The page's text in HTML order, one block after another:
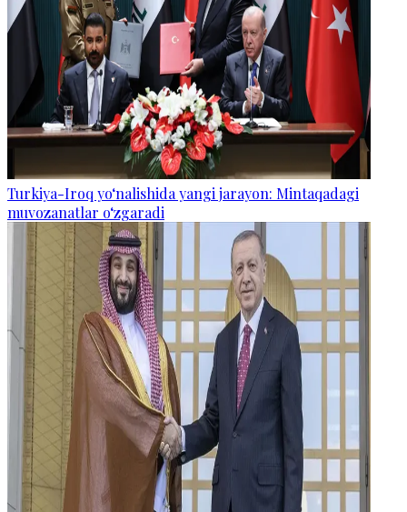
Turkiya-Iroq yo‘nalishida yangi jarayon: Mintaqadagi
muvozanatlar o‘zgaradi